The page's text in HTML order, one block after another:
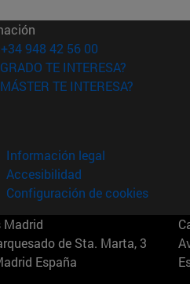
948 42 56 00
TE INTERESA?
TE INTERESA?
Información legal
Accesibilidad
Configuración de cookies
Madrid
de Sta. Marta, 3
España